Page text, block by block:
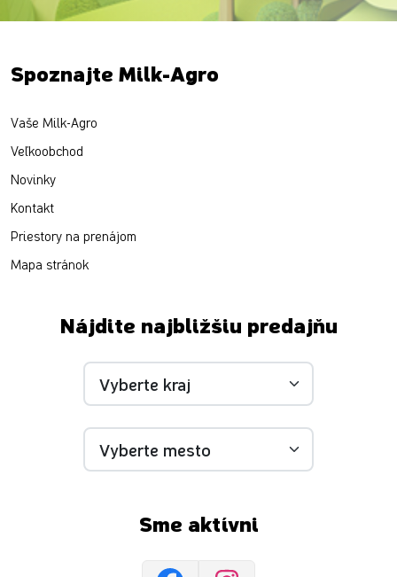
Spoznajte Milk-Agro
Vaše Milk-Agro
Veľkoobchod
Novinky
Kontakt
Priestory na prenájom
Mapa stránok
Nájdite najbližšiu predajňu
Sme aktívni